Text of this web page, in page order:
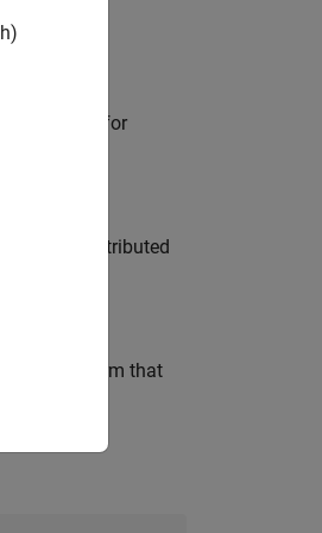
of contact for
distributed
AI platform that